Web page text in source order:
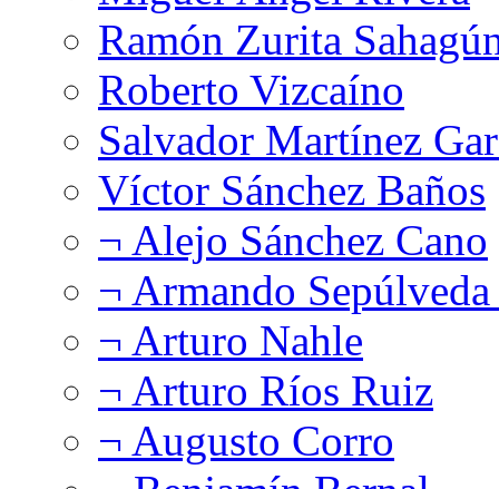
Ramón Zurita
Roberto Vizcaíno
Salvador Martínez
Víctor Sánchez Baños
¬ Alejo Sánchez Cano
¬ Armando
¬ Arturo Nahle
¬ Arturo Ríos Ruiz
¬ Augusto Corro